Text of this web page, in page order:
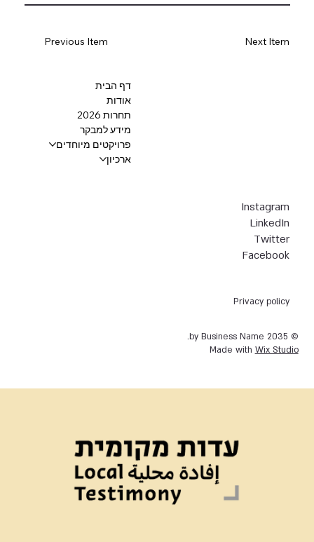
Next Item
Previous Item
Privacy policy
© 2035 by Business Name.
Made with Wix Studio
Instagram
LinkedIn
Twitter
Facebook
דף הבית
אודות
תחרות 2026
מידע למבקר
פרויקטים מיוחדים
ארכיון